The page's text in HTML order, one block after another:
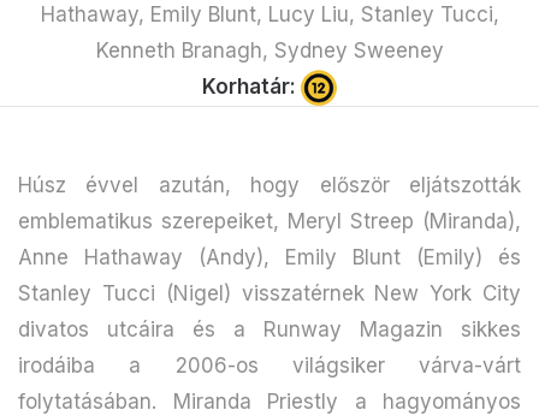
Hathaway, Emily Blunt, Lucy Liu, Stanley Tucci,
Kenneth Branagh, Sydney Sweeney
Korhatár:
Húsz évvel azután, hogy először eljátszották
emblematikus szerepeiket, Meryl Streep (Miranda),
Anne Hathaway (Andy), Emily Blunt (Emily) és
Stanley Tucci (Nigel) visszatérnek New York City
divatos utcáira és a Runway Magazin sikkes
irodáiba a 2006-os világsiker várva-várt
folytatásában. Miranda Priestly a hagyományos